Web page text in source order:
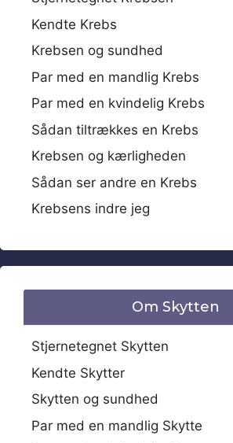
Kendte Krebs
Krebsen og sundhed
Par med en mandlig Krebs
Par med en kvindelig Krebs
Sådan tiltrækkes en Krebs
Krebsen og kærligheden
Sådan ser andre en Krebs
Krebsens indre jeg
Om Skytten
Stjernetegnet Skytten
Kendte Skytter
Skytten og sundhed
Par med en mandlig Skytte